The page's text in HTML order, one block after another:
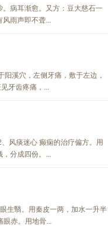
病耳渐愈。又方：豆大慈石一
风雨声即不聋...
溪穴，左侧牙痛，敷于左边，
牙齿疼痛，...
风痰迷心 癫痫的治疗偏方。用
，分成四份。...
生翳。用秦皮一两，加水一升半
眼赤。用地骨...